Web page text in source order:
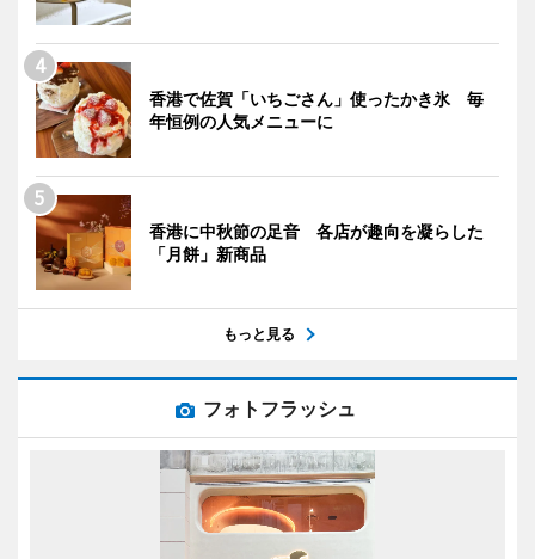
香港で佐賀「いちごさん」使ったかき氷 毎
年恒例の人気メニューに
香港に中秋節の足音 各店が趣向を凝らした
「月餅」新商品
もっと見る
フォトフラッシュ